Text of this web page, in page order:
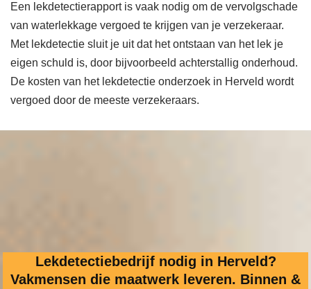
Een lekdetectierapport is vaak nodig om de vervolgschade
van waterlekkage vergoed te krijgen van je verzekeraar.
Met lekdetectie sluit je uit dat het ontstaan van het lek je
eigen schuld is, door bijvoorbeeld achterstallig onderhoud.
De kosten van het lekdetectie onderzoek in Herveld wordt
vergoed door de meeste verzekeraars.
Lekdetectiebedrijf nodig in Herveld?
Vakmensen die maatwerk leveren. Binnen &